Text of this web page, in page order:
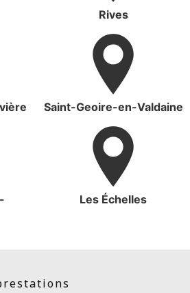
Rives
Saint-Geoire-en-Valdaine
Les Échelles